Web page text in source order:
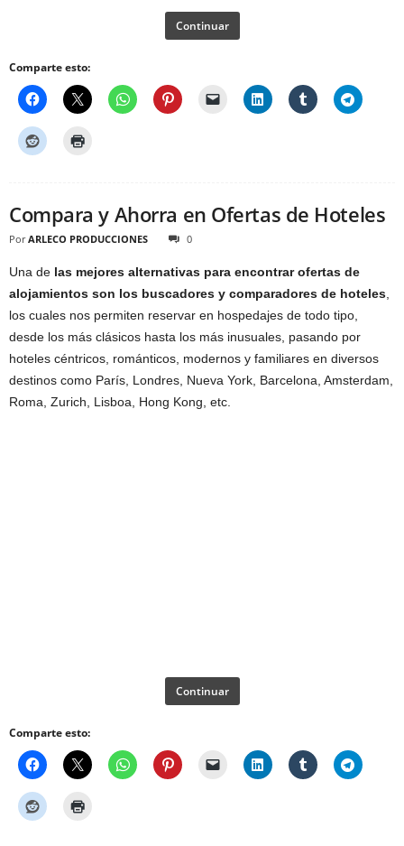
Continuar
Comparte esto:
Compara y Ahorra en Ofertas de Hoteles
Por ARLECO PRODUCCIONES 0
Una de las mejores alternativas para encontrar ofertas de
alojamientos son los buscadores y comparadores de hoteles
los cuales nos permiten reservar en hospedajes de todo tipo,
desde los más clásicos hasta los más inusuales, pasando por
hoteles céntricos, románticos, modernos y familiares en diversos
destinos como París, Londres, Nueva York, Barcelona, Amsterdam,
Roma, Zurich, Lisboa, Hong Kong, etc.
Continuar
Comparte esto: